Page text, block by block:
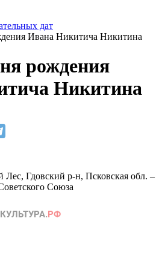
дат
Ивана Никитича Никитина
рождения
Никитина
Лес, Гдовский р-н, Псковская обл. –
Союза